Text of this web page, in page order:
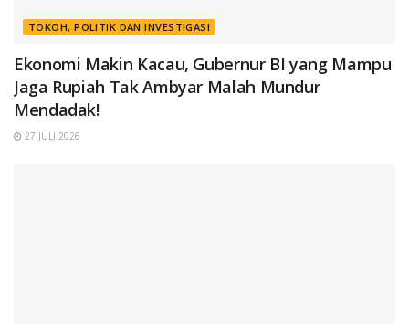
TOKOH, POLITIK DAN INVESTIGASI
Ekonomi Makin Kacau, Gubernur BI yang Mampu
Jaga Rupiah Tak Ambyar Malah Mundur
Mendadak!
27 JULI 2026